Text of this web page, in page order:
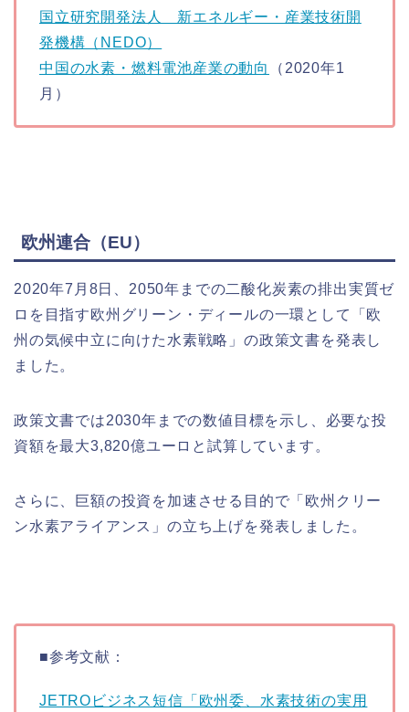
国立研究開発法人 新エネルギー・産業技術開
発機構（NEDO）
中国の水素・燃料電池産業の動向
（2020年1
月）
欧州連合（EU）
2020年7月8日、2050年までの二酸化炭素の排出実質ゼ
ロを目指す欧州グリーン・ディールの一環として「欧
州の気候中立に向けた水素戦略」の政策文書を発表し
ました。
政策文書では2030年までの数値目標を示し、必要な投
資額を最大3,820億ユーロと試算しています。
さらに、巨額の投資を加速させる目的で「欧州クリー
ン水素アライアンス」の立ち上げを発表しました。
■参考文献：
JETROビジネス短信「欧州委、水素技術の実用